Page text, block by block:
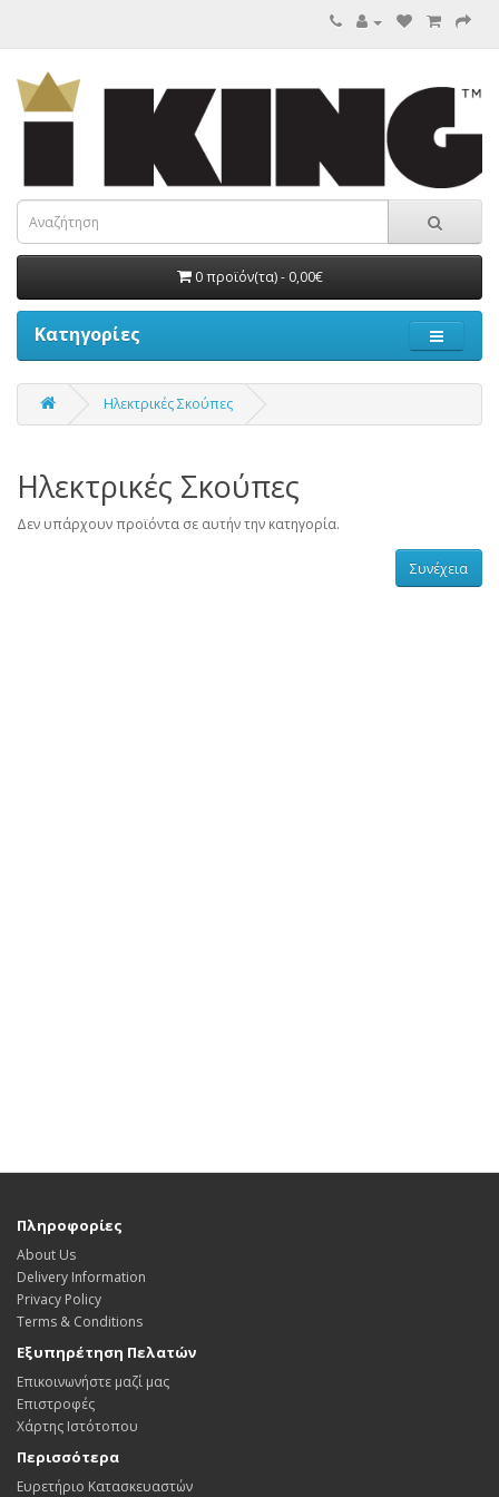
0 προϊόν(τα) - 0,00€
Κατηγορίες
Ηλεκτρικές Σκούπες
Ηλεκτρικές Σκούπες
Δεν υπάρχουν προϊόντα σε αυτήν την κατηγορία.
Συνέχεια
Πληροφορίες
About Us
Delivery Information
Privacy Policy
Terms & Conditions
Εξυπηρέτηση Πελατών
Επικοινωνήστε μαζί μας
Επιστροφές
Χάρτης Ιστότοπου
Περισσότερα
Ευρετήριο Κατασκευαστών